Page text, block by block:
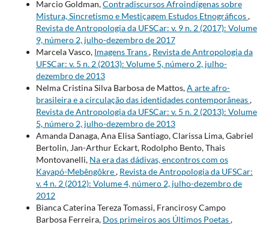
Marcio Goldman,Contradiscursos Afroindígenas sobre
Mistura, Sincretismo e Mestiçagem Estudos Etnográficos,
Revista de Antropologia da UFSCar: v. 9 n. 2 (2017): Volume
9, número 2, julho-dezembro de 2017
Marcela Vasco, Imagens Trans, Revista de Antropologia da
UFSCar: v. 5 n. 2 (2013): Volume 5, número 2, julho-
dezembro de 2013
Nelma Cristina Silva Barbosa de Mattos,A arte afro-
brasileira e a circulação das identidades contemporâneas,
Revista de Antropologia da UFSCar: v. 5 n. 2 (2013): Volume
5, número 2, julho-dezembro de 2013
Amanda Danaga, Ana Elisa Santiago, Clarissa Lima, Gabriel
Bertolin, Jan-Arthur Eckart, Rodolpho Bento, Thais
Montovanelli, Na era das dádivas, encontros com os
Kayapó-Mebêngôkre, Revista de Antropologia da UFSCar:
v. 4 n. 2 (2012): Volume 4, número 2, julho-dezembro de
2012
Bianca Caterina Tereza Tomassi, Francirosy Campo
Barbosa Ferreira, Dos primeiros aos Últimos Poetas,